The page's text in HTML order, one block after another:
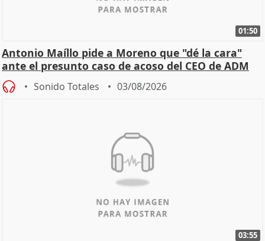
01:50
Antonio Maíllo pide a Moreno que "dé la cara"
ante el presunto caso de acoso del CEO de ADM
Sonido Totales 03/08/2026
03:55